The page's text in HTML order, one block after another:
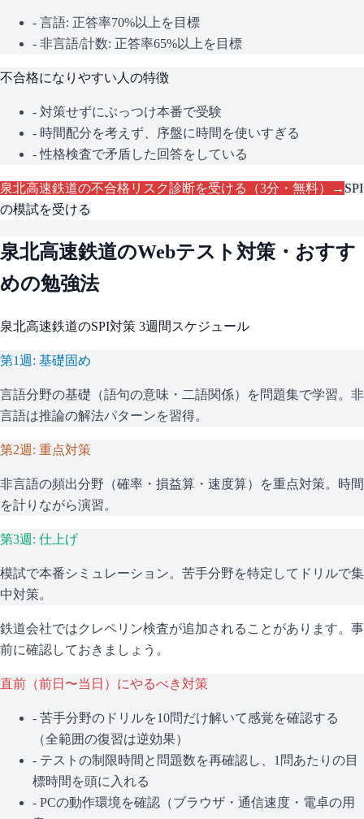
- 言語: 正答率70%以上を目標
- 非言語/計数: 正答率65%以上を目標
不合格になりやすい人の特徴
- 対策せずにぶっつけ本番で受験
- 時間配分を考えず、序盤に時間を使いすぎる
- 性格検査で矛盾した回答をしている
泉北高速鉄道の不合格リスク診断を受ける（3分・無料）→ SPI
の模試を受ける
泉北高速鉄道のWebテスト対策・おすす
めの勉強法
泉北高速鉄道のSPI対策 3週間スケジュール
第1週: 基礎固め
言語分野の基礎（語句の意味・二語関係）を問題集で学習。非
言語は推論の解法パターンを習得。
第2週: 重点対策
非言語の頻出分野（確率・損益算・速度算）を重点対策。時間
を計りながら演習。
第3週: 仕上げ
模試で本番シミュレーション。苦手分野を特定してドリルで集
中対策。
鉄道会社ではクレペリン検査が追加されることがあります。事
前に確認しておきましょう。
直前（前日〜当日）にやるべき対策
- 苦手分野のドリルを10問だけ解いて感覚を確認する
（全範囲の復習は逆効果）
- テストの制限時間と問題数を再確認し、1問あたりの目
標時間を頭に入れる
- PCの動作環境を確認（ブラウザ・通信速度・電卓の用